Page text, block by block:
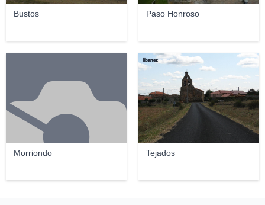
Bustos Paso Honroso
Morriondo Tejados
libanez